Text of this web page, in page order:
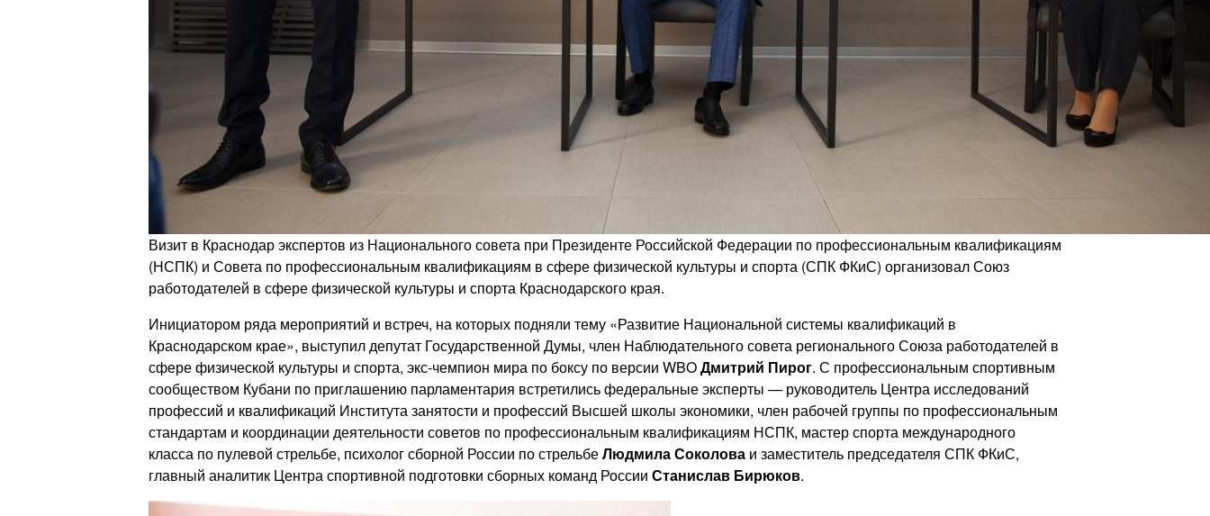
Визит в Краснодар экспертов из Национального совета при Президенте Российской Федерации по профессиональным квалификациям
(НСПК) и Совета по профессиональным квалификациям в сфере физической культуры и спорта (СПК ФКиС) организовал Союз
работодателей в сфере физической культуры и спорта Краснодарского края.
Инициатором ряда мероприятий и встреч, на которых подняли тему «Развитие Национальной системы квалификаций в
Краснодарском крае», выступил депутат Государственной Думы, член Наблюдательного совета регионального Союза работодателей в
сфере физической культуры и спорта, экс-чемпион мира по боксу по версии WBOДмитрий Пирог. С профессиональным спортивным
сообществом Кубани по приглашению парламентария встретились федеральные эксперты — руководитель Центра исследований
профессий и квалификаций Института занятости и профессий Высшей школы экономики, член рабочей группы по профессиональным
стандартам и координации деятельности советов по профессиональным квалификациям НСПК, мастер спорта международного
класса по пулевой стрельбе, психолог сборной России по стрельбеЛюдмила Соколоваи заместитель председателя СПК ФКиС,
главный аналитик Центра спортивной подготовки сборных команд России Станислав Бирюков.